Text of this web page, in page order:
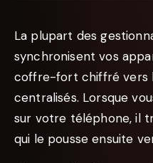
La plupart des
synchronisent vos
coffre-fort chiffré vers
centralisés. Lorsque
sur votre téléphone, il
qui le pousse ensuite